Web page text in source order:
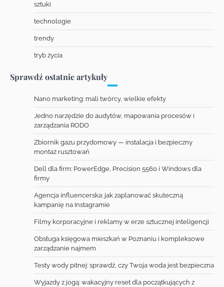
sztuki
technologie
trendy
tryb życia
Sprawdź ostatnie artykuły
Nano marketing: mali twórcy, wielkie efekty
Jedno narzędzie do audytów, mapowania procesów i
zarządzania RODO
Zbiornik gazu przydomowy — instalacja i bezpieczny
montaż rusztowań
Dell dla firm: PowerEdge, Precision 5560 i Windows dla
firmy
Agencja influencerska: jak zaplanować skuteczną
kampanię na Instagramie
Filmy korporacyjne i reklamy w erze sztucznej inteligencji
Obsługa księgowa mieszkań w Poznaniu i kompleksowe
zarządzanie najmem
Testy wody pitnej: sprawdź, czy Twoja woda jest bezpieczna
Wyjazdy z jogą: wakacyjny reset dla początkujących z